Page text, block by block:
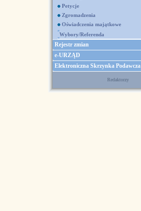
Petycje
Zgromadzenia
Oświadczenia majątkowe
Wybory/Referenda
Rejestr zmian
e-URZĄD
Elektroniczna Skrzynka Podawcza
Redaktorzy